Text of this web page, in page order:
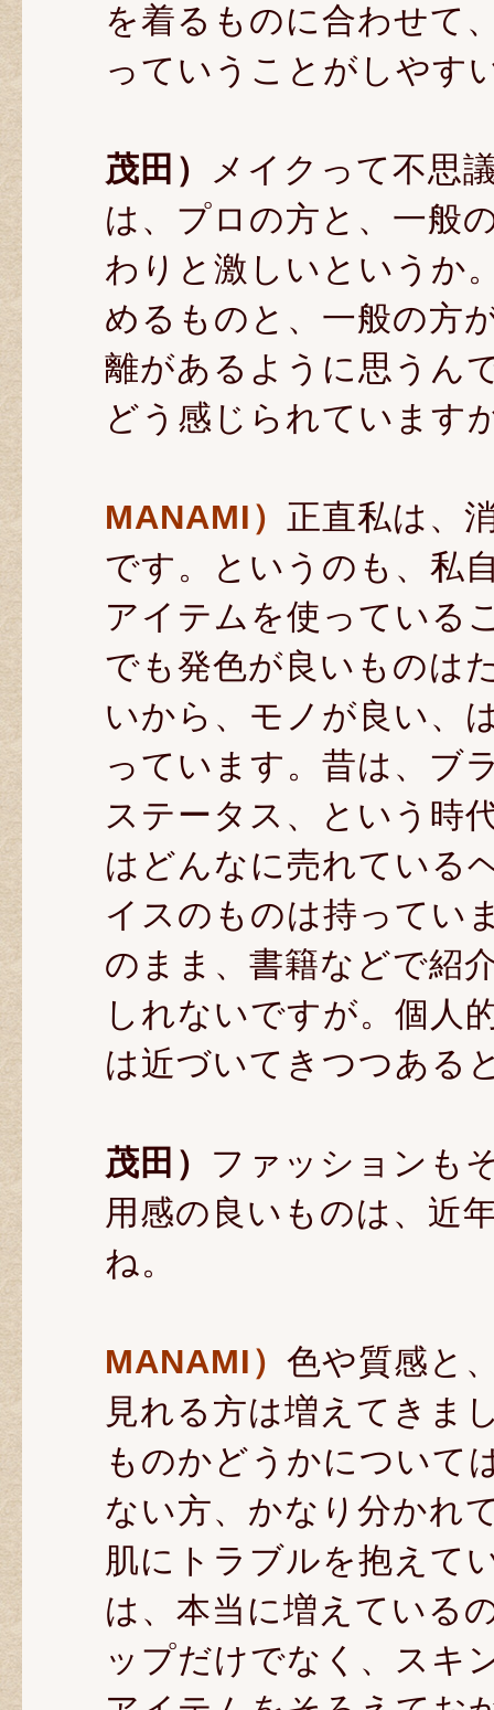
を着るものに合わせて
っていうことがしやす
茂田）
メイクって不思
は、プロの方と、一般
わりと激しいというか
めるものと、一般の方
離があるように思うん
どう感じられています
MANAMI） 正直私は、
です。というのも、私
アイテムを使っている
でも発色が良いものは
いから、モノが良い、
っています。昔は、ブ
ステータス、という時
はどんなに売れている
イスのものは持ってい
のまま、書籍などで紹
しれないですが。個人
は近づいてきつつある
茂田） ファッションも
用感の良いものは、近
ね。
MANAMI） 色や質感と
見れる方は増えてきま
ものかどうかについて
ない方、かなり分かれ
肌にトラブルを抱えて
は、本当に増えている
ップだけでなく、スキ